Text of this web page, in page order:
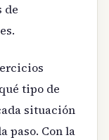
de
tipo de
situación
paso. Con la